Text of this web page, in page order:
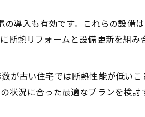
導入も有効です。これらの設備
断熱リフォームと設備更新を組み
が古い住宅では断熱性能が低いこ
状況に合った最適なプランを検討